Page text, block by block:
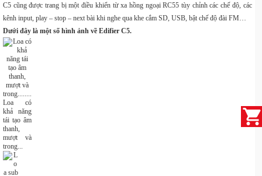
C5 cũng được trang bị một điều khiển từ xa hồng ngoại RC55 tùy chỉnh các chế độ, các
kênh input, play – stop – next bài khi nghe qua khe cắm SD, USB, bật chế độ đài FM…
Dưới đây là một số hình ảnh về Edifier C5.
Loa có
khả năng
tái tạo âm
thanh,
mượt và
trong...